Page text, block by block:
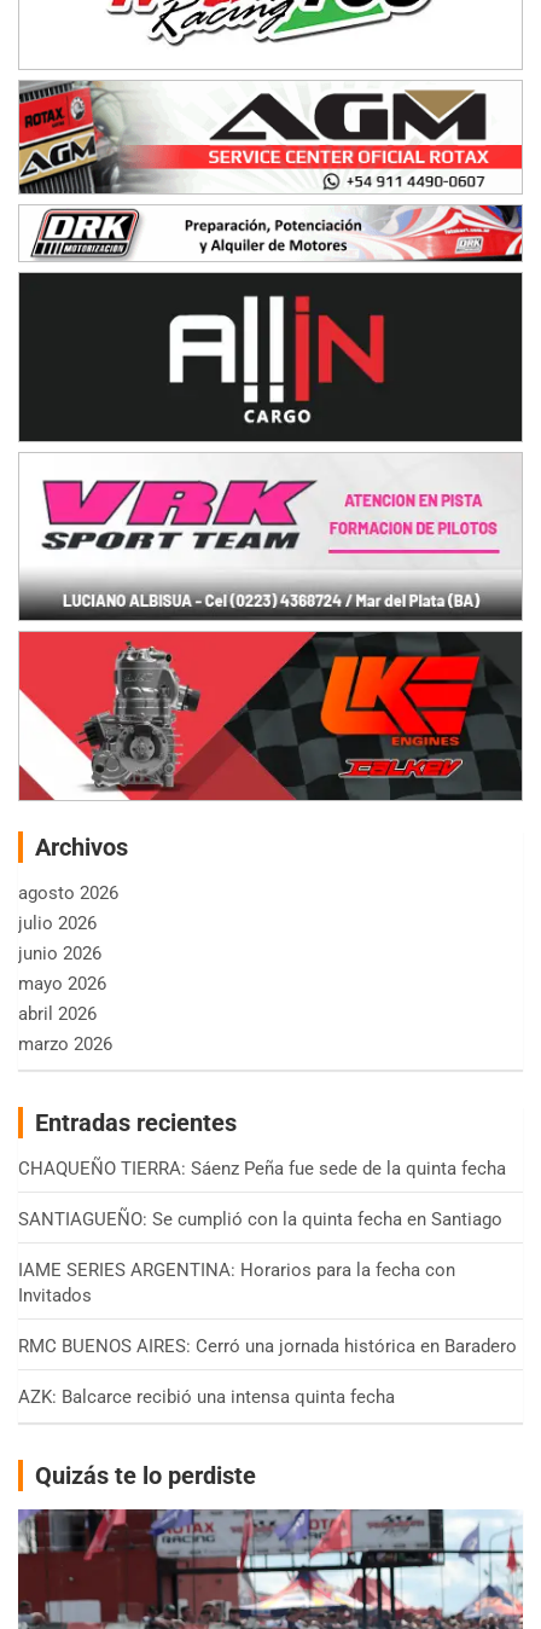
Archivos
agosto 2026
julio 2026
junio 2026
mayo 2026
abril 2026
marzo 2026
Entradas recientes
CHAQUEÑO TIERRA: Sáenz Peña fue sede de la quinta fecha
SANTIAGUEÑO: Se cumplió con la quinta fecha en Santiago
IAME SERIES ARGENTINA: Horarios para la fecha con
Invitados
RMC BUENOS AIRES: Cerró una jornada histórica en Baradero
AZK: Balcarce recibió una intensa quinta fecha
Quizás te lo perdiste